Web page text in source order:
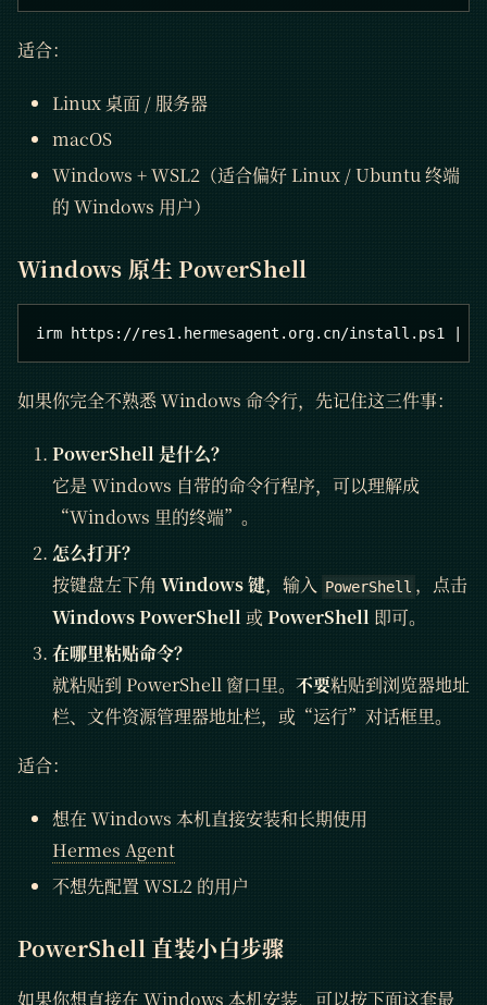
适合：
Linux 桌面 / 服务器
macOS
Windows + WSL2（适合偏好 Linux / Ubuntu 终端
的 Windows 用户）
Windows 原生 PowerShell
irm https://res1.hermesagent.org.cn/install.ps1 |
如果你完全不熟悉 Windows 命令行，先记住这三件事：
PowerShell 是什么？
它是 Windows 自带的命令行程序，可以理解成
“Windows 里的终端”。
怎么打开？
按键盘左下角 Windows 键，输入 PowerShell ，点击
Windows PowerShell 或 PowerShell 即可。
在哪里粘贴命令？
就粘贴到 PowerShell 窗口里。 不要粘贴到浏览器地址
栏、文件资源管理器地址栏，或“运行”对话框里。
适合：
想在 Windows 本机直接安装和长期使用
Hermes Agent
不想先配置 WSL2 的用户
PowerShell 直装小白步骤
如果你想直接在 Windows 本机安装，可以按下面这套最